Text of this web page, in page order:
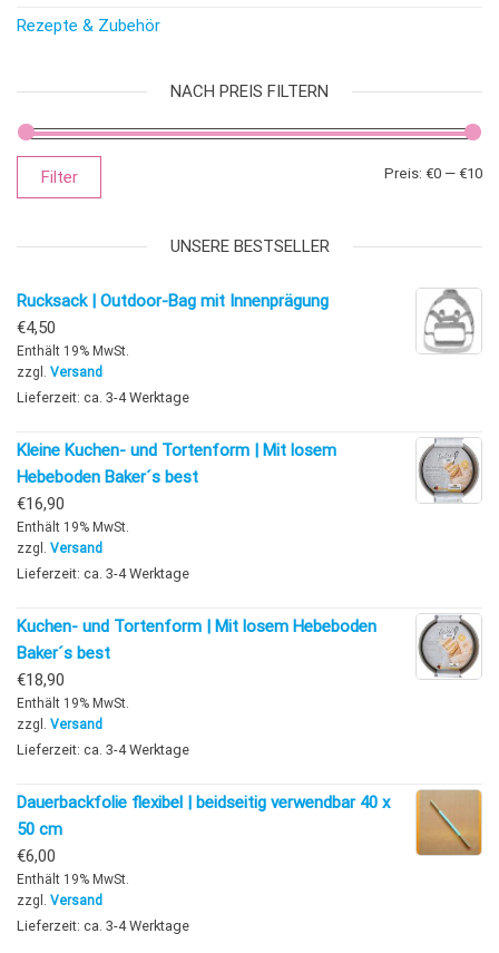
Rezepte & Zubehör
NACH PREIS FILTERN
Filter Preis: €0 — €10
UNSERE BESTSELLER
Rucksack | Outdoor-Bag mit Innenprägung
€4,50
Enthält 19% MwSt.
zzgl. Versand
Lieferzeit: ca. 3-4 Werktage
Kleine Kuchen- und Tortenform | Mit losem
Hebeboden Baker´s best
€16,90
Enthält 19% MwSt.
zzgl. Versand
Lieferzeit: ca. 3-4 Werktage
Kuchen- und Tortenform | Mit losem Hebeboden
Baker´s best
€18,90
Enthält 19% MwSt.
zzgl. Versand
Lieferzeit: ca. 3-4 Werktage
Dauerbackfolie flexibel | beidseitig verwendbar 40 x
50 cm
€6,00
Enthält 19% MwSt.
zzgl. Versand
Lieferzeit: ca. 3-4 Werktage